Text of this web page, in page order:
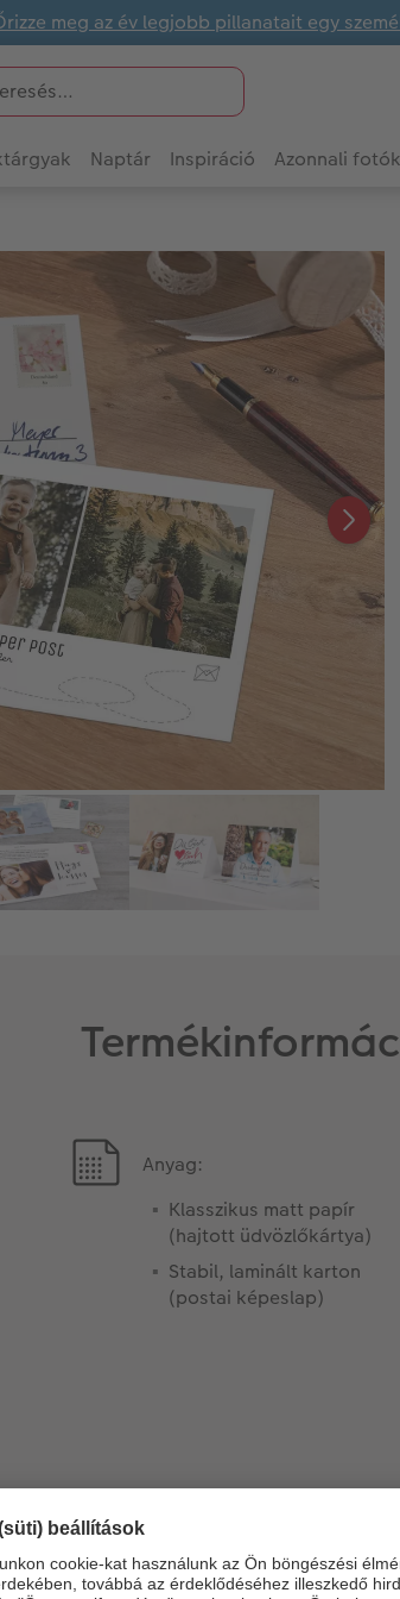
meg az év legjobb pillanatait egy
Naptár Inspiráció Azonnali fotók
Anyag:
Klasszikus matt papír
(hajtott üdvözlőkártya)
Stabil, laminált karton
(postai képeslap)